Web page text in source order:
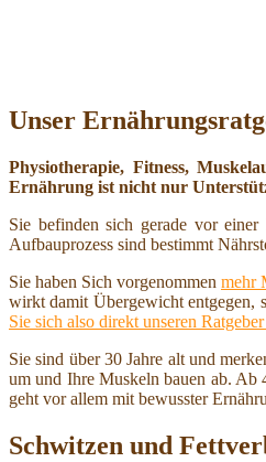
Unser
Physiotherapie, Fitness,
Ernährung ist nicht nur
Sie befinden sich gerade vor
Aufbauprozess sind bestimmt
Sie haben Sich vorgenommen mehr
wirkt damit Übergewicht entgegen,
Sie sich also direkt unseren
Sie sind über 30 Jahre alt und
um und Ihre Muskeln bauen ab. Ab
geht vor allem mit bewusster
Schwitzen und